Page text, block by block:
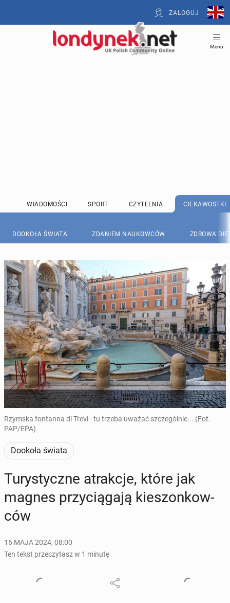
ZALOGUJ
Menu
WIADOMOŚCI SPORT CZYTELNIA CIEKAWOSTKI
DOOKOŁA ŚWIATA ZDANIEM NAUKOWCÓW ZDROWA
Rzymska fontanna di Trevi - tu trzeba uważać szczególnie... (Fot.
PAP/EPA)
Dookoła świata
Tu­ry­stycz­ne atrak­cje, które jak
magnes przy­cią­ga­ją kie­szon­kow­
ców
16 MAJA 2024, 08:00
Ten tekst przeczytasz w 1 minutę